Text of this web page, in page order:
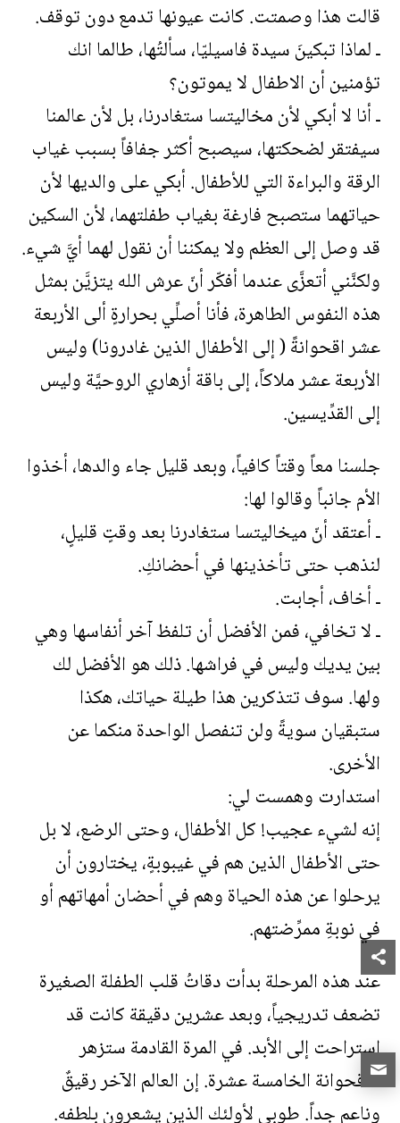
قالت هذا وصمتت. كانت عيونها تدمع دون توقف.
ـ لماذا تبكينَ سيدة فاسيليّا، سألتُها، طالما انك
تؤمنين أن الاطفال لا يموتون؟
ـ أنا لا أبكي لأن مخاليتسا ستغادرنا، بل لأن عالمنا
سيفتقر لضحكتها، سيصبح أكثر جفافاً بسبب غياب
الرقة والبراءة التي للأطفال. أبكي على والديها لأن
حياتهما ستصبح فارغة بغياب طفلتهما، لأن السكين
قد وصل إلى العظم ولا يمكننا أن نقول لهما أيَّ شيء.
ولكنَّني أتعزَّى عندما أفكّر أنّ عرش الله يتزيَّن بمثل
هذه النفوس الطاهرة، فأنا أصلِّي بحرارةٍ ألى الأربعة
عشر اقحوانةً ( إلى الأطفال الذين غادرونا) وليس
الأربعة عشر ملاكاً، إلى باقة أزهاري الروحيَّة وليس
إلى القدِّيسين.
جلسنا معاً وقتاً كافياً، وبعد قليل جاء والدها، أخذوا
الأم جانباً وقالوا لها:
ـ أعتقد أنّ ميخاليتسا ستغادرنا بعد وقتٍ قليلٍ،
لنذهب حتى تأخذينها في أحضانكِ.
ـ أخاف، أجابت.
ـ لا تخافي، فمن الأفضل أن تلفظ آخر أنفاسها وهي
بين يديك وليس في فراشها. ذلك هو الأفضل لك
ولها. سوف تتذكرين هذا طيلة حياتك، هكذا
ستبقيان سويةً ولن تنفصل الواحدة منكما عن
الأخرى.
استدارت وهمست لي:
إنه لشيء عجيب! كل الأطفال، وحتى الرضع، لا بل
حتى الأطفال الذين هم في غيبوبةٍ، يختارون أن
يرحلوا عن هذه الحياة وهم في أحضان أمهاتهم أو
في نوبةِ ممرِّضتهم.
عند هذه المرحلة بدأت دقاتُ قلب الطفلة الصغيرة
تضعف تدريجياً، وبعد عشرين دقيقة كانت قد
استراحت إلى الأبد. في المرة القادمة ستزهر
الأقحوانة الخامسة عشرة. إن العالم الآخر رقيقٌ
وناعم جداً. طوبى لأولئك الذين يشعرون بلطفه.